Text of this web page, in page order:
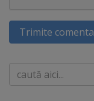
Trimite
Caută